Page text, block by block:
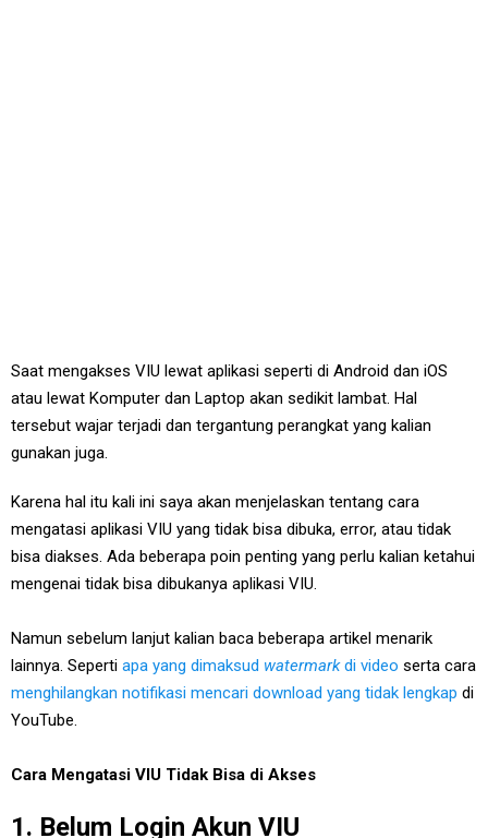
Saat mengakses VIU lewat aplikasi seperti di Android dan iOS
atau lewat Komputer dan Laptop akan sedikit lambat. Hal
tersebut wajar terjadi dan tergantung perangkat yang kalian
gunakan juga.
Karena hal itu kali ini saya akan menjelaskan tentang cara
mengatasi aplikasi VIU yang tidak bisa dibuka, error, atau tidak
bisa diakses. Ada beberapa poin penting yang perlu kalian ketahui
mengenai tidak bisa dibukanya aplikasi VIU.
Namun sebelum lanjut kalian baca beberapa artikel menarik
lainnya. Seperti apa yang dimaksud watermarkdi video serta cara
menghilangkan notifikasi mencari download yang tidak lengkap di
YouTube.
Cara Mengatasi VIU Tidak Bisa di Akses
1. Belum Login Akun VIU